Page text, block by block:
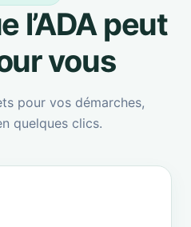
l’ADA peut
vous
pour vos démarches,
quelques clics.